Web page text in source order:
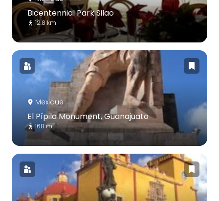
Bicentennial Park Silao
12.8 km
Mexique
El Pípila Monument, Guanajuato
168 m